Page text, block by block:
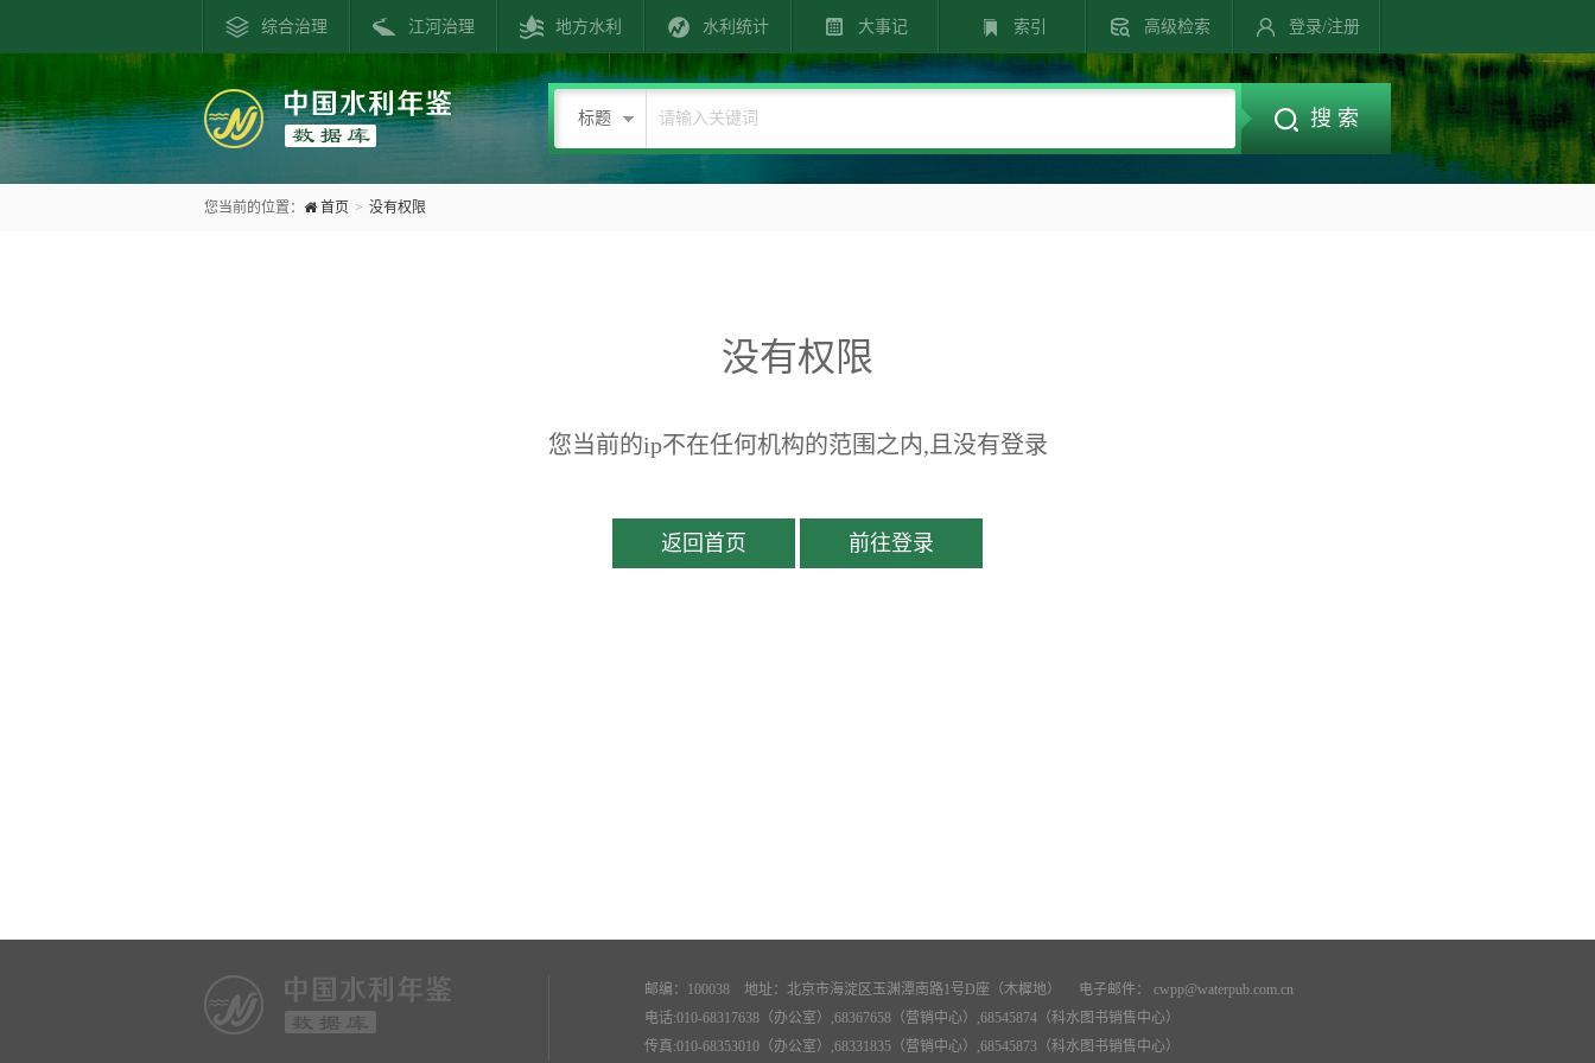
综合治理 江河治理 地方水利 水利统计 大事记 索引 高级检索 登录/注册
标题 搜 索
您当前的位置： 首页 > 没有权限
没有权限
您当前的ip不在任何机构的范围之内,且没有登录
返回首页 前往登录
邮编：100038 地址：北京市海淀区玉渊潭南路1号D座（木樨地） 电子邮件： cwpp@waterpub.com.cn
电话:010-68317638（办公室）,68367658（营销中心）,68545874（科水图书销售中心）
传真:010-68353010（办公室）,68331835（营销中心）,68545873（科水图书销售中心）